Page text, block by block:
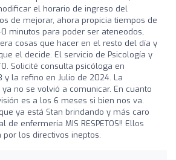
el horario de ingreso del
de mejorar, ahora propicia tiempos de
minutos para poder ser ateneodos,
cosas que hacer en el resto del día y
el decide. El servicio de Psicología y
Solicité consulta psicóloga en
y la refino en Julio de 2024. La
no se volvió a comunicar. En cuanto
es a los 6 meses si bien nos va.
ya está Stan brindando y más caro
de enfermería MIS RESPETOS!! Ellos
los directivos ineptos.